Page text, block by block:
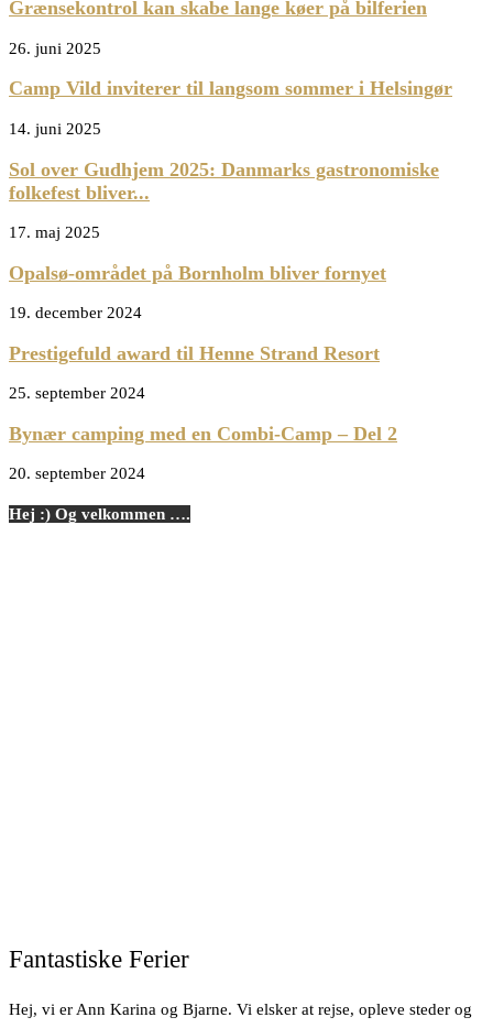
Grænsekontrol kan skabe lange køer på bilferien
26. juni 2025
Camp Vild inviterer til langsom sommer i Helsingør
14. juni 2025
Sol over Gudhjem 2025: Danmarks gastronomiske
folkefest bliver...
17. maj 2025
Opalsø-området på Bornholm bliver fornyet
19. december 2024
Prestigefuld award til Henne Strand Resort
25. september 2024
Bynær camping med en Combi-Camp – Del 2
20. september 2024
Hej :) Og velkommen ….
Fantastiske Ferier
Hej, vi er Ann Karina og Bjarne. Vi elsker at rejse, opleve steder og